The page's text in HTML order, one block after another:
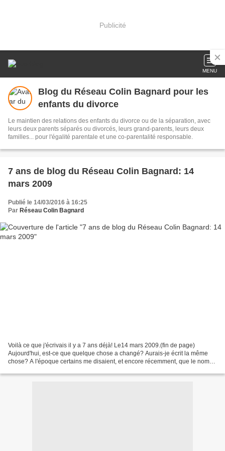
Publicité
MENU
Blog du Réseau Colin Bagnard pour les
enfants du divorce
Le maintien des relations des enfants du divorce ou de la séparation, avec
leurs deux parents séparés ou divorcés, leurs grand-parents, leurs deux
familles... pour l'égalité parentale et une co-parentalité responsable.
7 ans de blog du Réseau Colin Bagnard: 14
mars 2009
Publié le 14/03/2016 à 16:25
Par Réseau Colin Bagnard
Voilà ce que j'écrivais il y a 7 ans déjà! Le14 mars 2009.(fin de page)
Aujourd'hui, est-ce que quelque chose a changé? Aurais-je écrit la même
chose? A l'époque certains me disaient, et encore récemment, que le nom